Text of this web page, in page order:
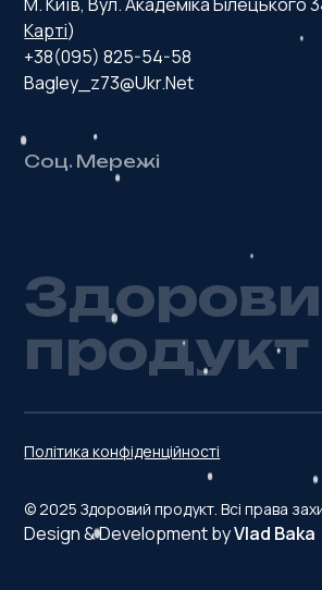
Карті)
+38(095) 825-54-58
Bagley_z73@ukr.net
Соц. Мережі
Здорови
продукт
Політика конфіденційності
© 2025 Здоровий продукт. Всі права
Design & Development byVlad Baka